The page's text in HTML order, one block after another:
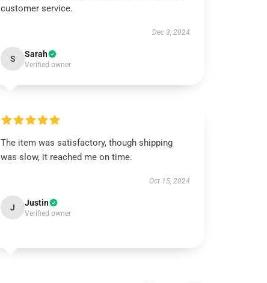
customer service.
Dec 3, 2024
S Sarah
Verified owner
The item was satisfactory, though shipping
was slow, it reached me on time.
Oct 15, 2024
J Justin
Verified owner